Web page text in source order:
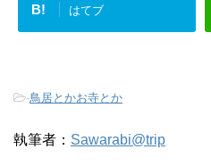
B! はてブ
-鳥居とかお寺とか
執筆者： Sawarabi@trip